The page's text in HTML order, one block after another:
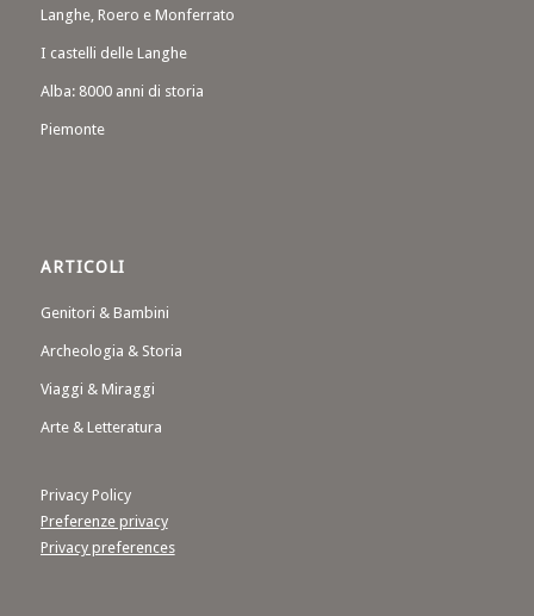
Langhe, Roero e Monferrato
I castelli delle Langhe
Alba: 8000 anni di storia
Piemonte
ARTICOLI
Genitori & Bambini
Archeologia & Storia
Viaggi & Miraggi
Arte & Letteratura
Privacy Policy
Preferenze privacy
Privacy preferences